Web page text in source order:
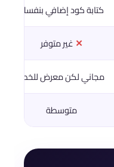
كتابة كود إضافي بنفسك
✕ غير متوفر
مجاني لكن معرض للخطأ
متوسطة